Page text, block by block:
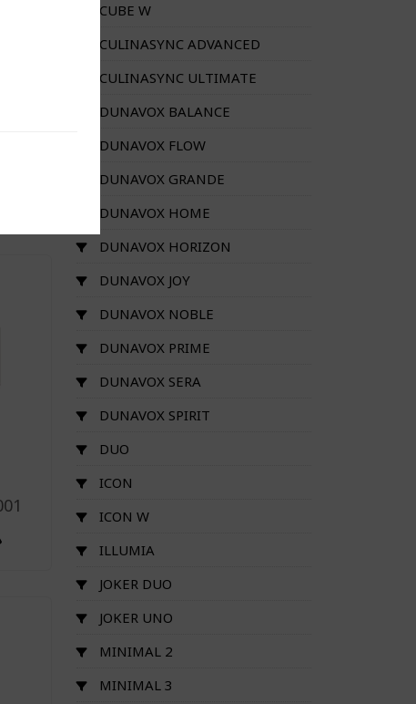
CUBE W
CULINASYNC ADVANCED
CULINASYNC ULTIMATE
DUNAVOX BALANCE
DUNAVOX FLOW
DUNAVOX GRANDE
DUNAVOX HOME
DUNAVOX HORIZON
DUNAVOX JOY
DUNAVOX NOBLE
DUNAVOX PRIME
DUNAVOX SERA
DUNAVOX SPIRIT
DUO
ICON
ICON W
ILLUMIA
JOKER DUO
JOKER UNO
MINIMAL 2
MINIMAL 3